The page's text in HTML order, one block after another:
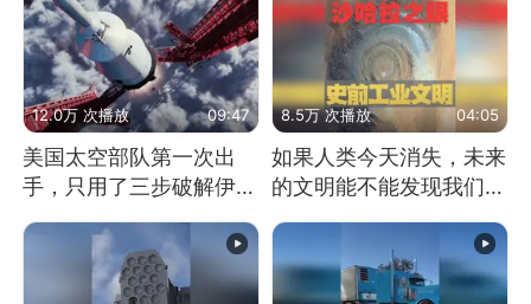
12.0万 次播放 09:47
美国太空部队第一次出
手，只用了三步破解伊朗
8.5万 次播放 04:05
如果人类今天消失，未来
的文明能不能发现我们存